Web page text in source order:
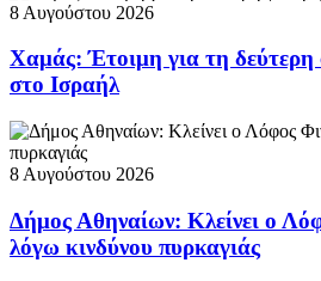
8 Αυγούστου 2026
Χαμάς: Έτοιμη για τη δεύτερη
στο Ισραήλ
8 Αυγούστου 2026
Δήμος Αθηναίων: Κλείνει ο
λόγω κινδύνου πυρκαγιάς